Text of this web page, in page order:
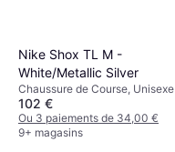
Nike Shox TL M -
White/Metallic Silver
Chaussure de Course, Unisexe
102 €
Ou 3 paiements de 34,00 €
9+ magasins